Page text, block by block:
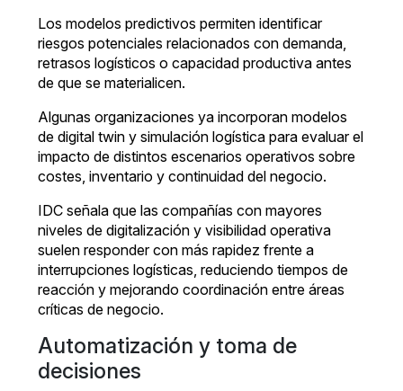
Los modelos predictivos permiten identificar
riesgos potenciales relacionados con demanda,
retrasos logísticos o capacidad productiva antes
de que se materialicen.
Algunas organizaciones ya incorporan modelos
de digital twin y simulación logística para evaluar el
impacto de distintos escenarios operativos sobre
costes, inventario y continuidad del negocio.
IDC señala que las compañías con mayores
niveles de digitalización y visibilidad operativa
suelen responder con más rapidez frente a
interrupciones logísticas, reduciendo tiempos de
reacción y mejorando coordinación entre áreas
críticas de negocio.
Automatización y toma de
decisiones